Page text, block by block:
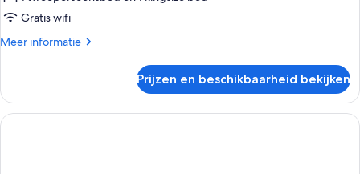
Gratis wifi
Meer informatie
Meer
Prijzen en beschikbaarheid bekijken